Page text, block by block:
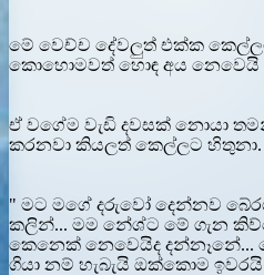
මේ වෙච්ච දේවලුත් එක්ක
කොහොමවත් හොඳ අය නෙවෙයි
ඒ වගේම වැඩි දවසක් නොයා
කරනවා කියලත් කෙල්ලට හිතුනා.
" මට මගේ දරුවෝ දෙන්නව
කලින්... මම නේශ්ට මේ ගැන
කෙනෙක් නෙවෙයිද
ගියා නම් හැබැයි ඔක්කොම